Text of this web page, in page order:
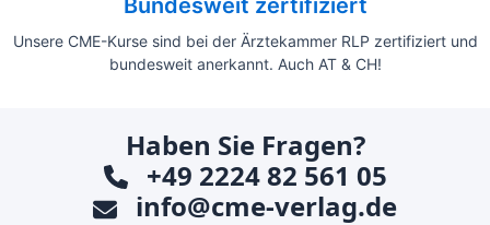
Bundesweit zertifiziert
Unsere CME-Kurse sind bei der Ärztekammer RLP zertifiziert und
bundesweit anerkannt. Auch AT & CH!
Haben Sie Fragen?
+49 2224 82 561 05
info@cme-verlag.de